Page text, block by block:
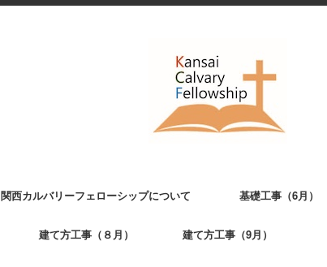
関西カルバリーフェローシップについて 基礎工事（6月）
建て方工事（８月） 建て方工事（9月）